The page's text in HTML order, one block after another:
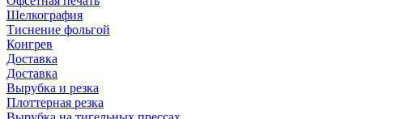
Шелкография
Тиснение фольгой
Конгрев
Доставка
Доставка
Вырубка и резка
Плоттерная резка